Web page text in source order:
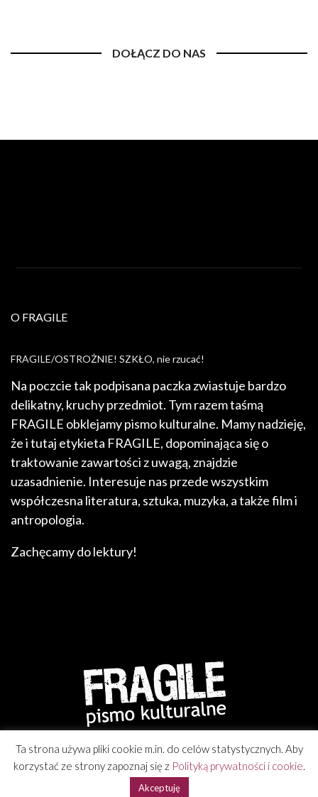
DOŁĄCZ DO NAS
O FRAGILE
FRAGILE/OSTROŻNIE! SZKŁO, nie rzucać!
Na poczcie tak podpisana paczka zwiastuje bardzo
delikatny, kruchy przedmiot. Tym razem taśmą
FRAGILE obklejamy pismo kulturalne. Mamy nadzieję,
że i tutaj etykieta FRAGILE, dopominająca się o
traktowanie zawartości z uwagą, znajdzie
uzasadnienie. Interesuje nas przede wszystkim
współczesna literatura, sztuka, muzyka, a także film i
antropologia.
Zachęcamy do lektury!
© Wszelkie Prawa Zastrzeżone. Fragile. Pismo Kulturalne 2019.
RealizacjaSohaus.
Ta strona używa pliki cookie m.in. do celów statystycznych. Aby
korzystać ze strony zapoznaj się z Polityką prywatności i cookie.
Akceptuję